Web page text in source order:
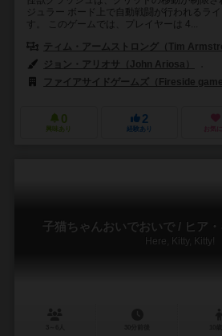
ジュラー ボード上で自動戦闘が行われるラ
す。 このゲームでは、プレイヤーは 4...
ティム・アームストロング（Tim
ジョン・アリオサ（John Ariosa）
ファイアサイドゲームズ（Fireside
0
興味あり
2
経験あり お気
子猫ちゃんおいでおいで / ヒア・
Here, Kitty, Kitty!